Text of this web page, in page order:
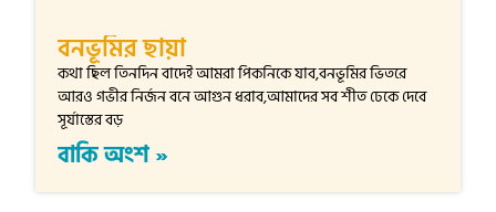
বনভূমির ছায়া
কথা ছিল তিনদিন বাদেই আমরা পিকনিকে যাব,বনভূমির ভিতরে
আরও গভীর নির্জন বনে আগুন ধরাব,আমাদের সব শীত ঢেকে দেবে
সূর্যাস্তের বড়
বাকি অংশ »